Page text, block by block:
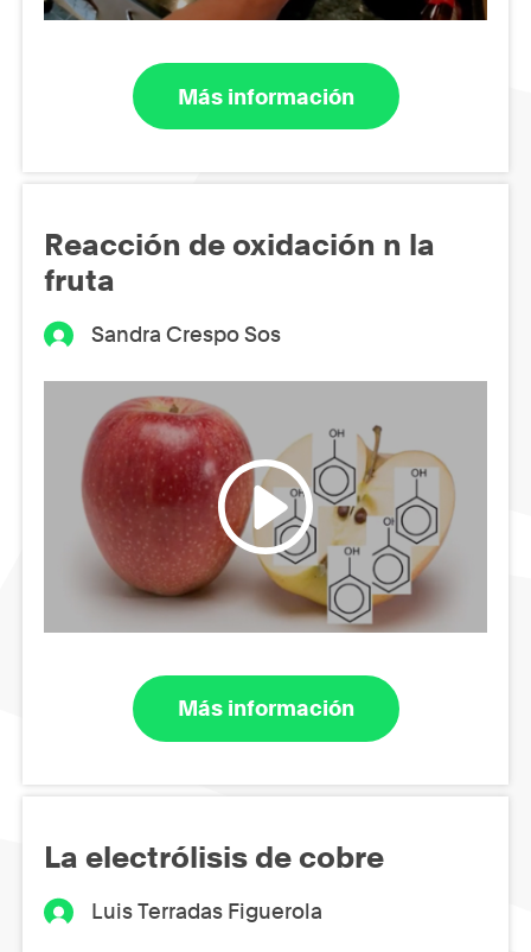
Más información
Reacción de oxidación n la
fruta
Sandra Crespo Sos
Más información
La electrólisis de cobre
Luis Terradas Figuerola